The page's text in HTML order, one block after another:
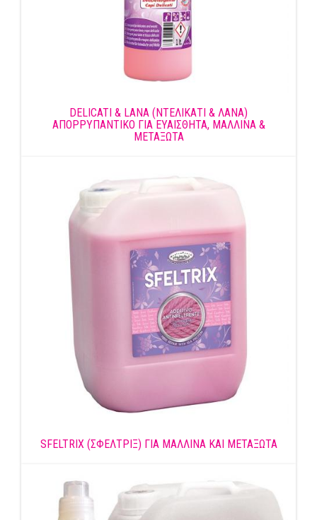
DELICATI & LANA (ΝΤΕΛΙΚΑΤΙ & ΛΑΝΑ)
AΠΟΡΡΥΠΑΝΤΙΚΟ ΓΙΑ ΕΥΑΙΣΘΗΤΑ, ΜΑΛΛΙΝΑ &
ΜΕΤΑΞΩΤΑ
SFELTRIX (ΣΦΕΛΤΡΙΞ) ΓΙΑ ΜΑΛΛΙΝΑ ΚΑΙ ΜΕΤΑΞΩΤΑ